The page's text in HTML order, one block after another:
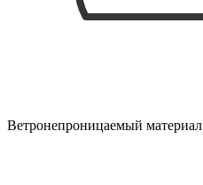
Ветронепроницаемый материал